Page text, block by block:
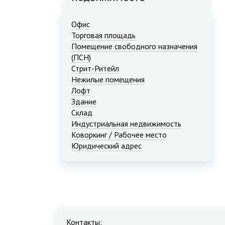
Офис
Торговая площадь
Помещение свободного назначения
(ПСН)
Стрит-Ритейл
Нежилые помещения
Лофт
Здание
Склад
Индустриальная недвижимость
Коворкинг / Рабочее место
Юридический адрес
Контакты: